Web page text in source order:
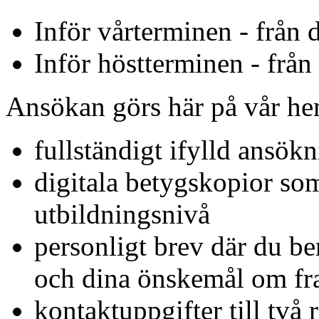
Inför vårterminen - från
Inför höstterminen -
Ansökan görs här på vår
fullständigt ifylld
digitala betygskopior
utbildningsnivå
personligt brev där du
och dina önskemål om
kontaktuppgifter till två